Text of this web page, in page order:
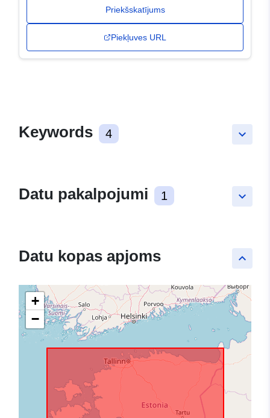
Priekšskatījums
Piekļuves URL
keyboard_arrow_down
Keywords 4
keyboard_arrow_down
Datu pakalpojumi 1
keyboard_arrow_up
Datu kopas apjoms
+
−